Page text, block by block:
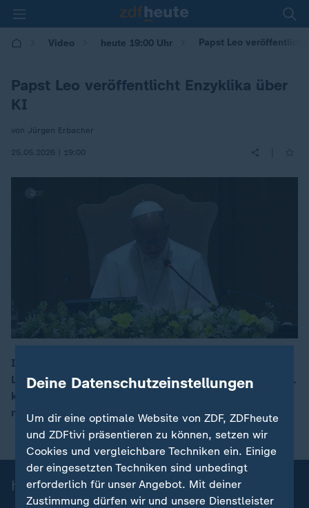
Video heute 19:00 Uhr Papst Leo
Papst Leo veröffentlicht Enzyklika über
KI
von Jürgen Erbacher
25.05.2026 | 19:00
00:16
In seiner ersten Enzyklika – einem verbindlichen
Leitfaden für die Katholiken – setzt sich Papst Leo XIV.
kritisch mit künstlicher Intelligenz auseinander. KI
müsse dem Gemeinwohl dienen, so Leo.
heute 19:00 Uhr: Einzelbeiträge
Deine Datenschutzeinstellungen
Um dir eine optimale Website von ZDF, ZDFheute
und ZDFtivi präsentieren zu können, setzen wir
Cookies und vergleichbare Techniken ein. Einige
der eingesetzten Techniken sind unbedingt
erforderlich für unser Angebot. Mit deiner
Zustimmung dürfen wir und unsere Dienstleister